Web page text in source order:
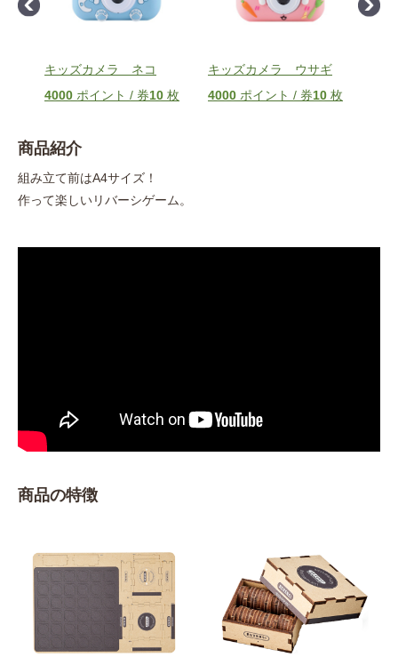
キッズカメラ ネコ
4000 ポイント / 券10 枚
キッズカメラ ウサギ
4000 ポイント / 券10 枚
商品紹介
組み立て前はA4サイズ！
作って楽しいリバーシゲーム。
商品の特徴